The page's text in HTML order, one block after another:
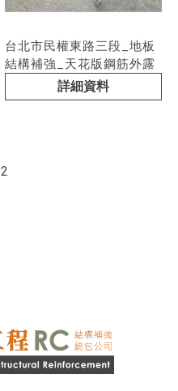
台北市民權東路三段_地板
結構補強_天花版鋼筋外露
詳細資料
2